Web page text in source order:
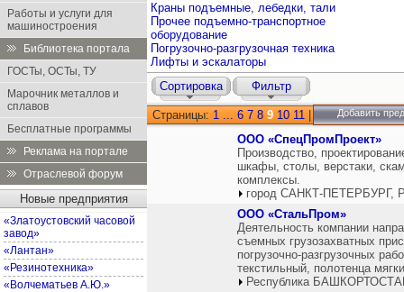
Работы и услуги для
машиностроения
Библиотека портала
ГОСТы, ОСТы, ТУ
Марочник металлов и
сплавов
Бесплатные программы
Реклама на портале
Отраслевой форум
Новые предприятия
«Златоустовский часовой
завод»
«Лантан»
«Резинотехника»
«Волчематьев А.Ю.»
Краны подъемные, лебедки, тали
Прочее подъемно-транспортное
оборудование
Погрузочно-разгрузочная техника
Лифты и эскалаторы
Сортировка
Фильтр
Страницы: 1 ... 6 7 8 9 10 11 Добавить
ООО «СпецПромПроект»
Производство,
шкафы, столы, верстаки,
комплексы.
город САНКТ-ПЕТЕРБУРГ,
ООО «СтальПром»
Деятельность компании
съемных грузозахватных
погрузочно-разгрузочных
текстильный, полотенца
Республика